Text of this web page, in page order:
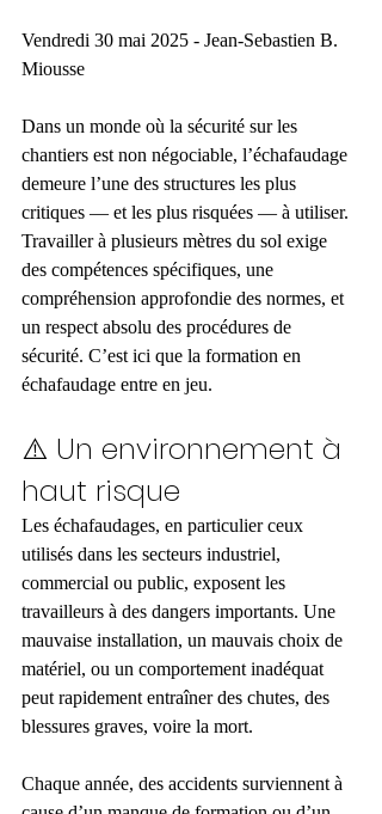
Vendredi 30 mai 2025 - Jean-Sebastien B.
Miousse
Dans un monde où la sécurité sur les
chantiers est non négociable, l’échafaudage
demeure l’une des structures les plus
critiques — et les plus risquées — à utiliser.
Travailler à plusieurs mètres du sol exige
des compétences spécifiques, une
compréhension approfondie des normes, et
un respect absolu des procédures de
sécurité. C’est ici que la formation en
échafaudage entre en jeu.
⚠️ Un environnement à
haut risque
Les échafaudages, en particulier ceux
utilisés dans les secteurs industriel,
commercial ou public, exposent les
travailleurs à des dangers importants. Une
mauvaise installation, un mauvais choix de
matériel, ou un comportement inadéquat
peut rapidement entraîner des chutes, des
blessures graves, voire la mort.
Chaque année, des accidents surviennent à